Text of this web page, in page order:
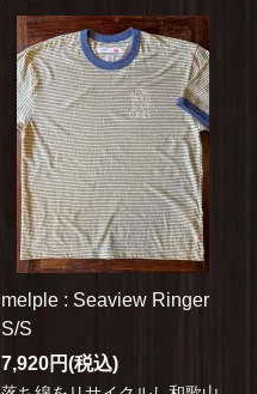
melple : Seaview Ringer
S/S
7,920円(税込)